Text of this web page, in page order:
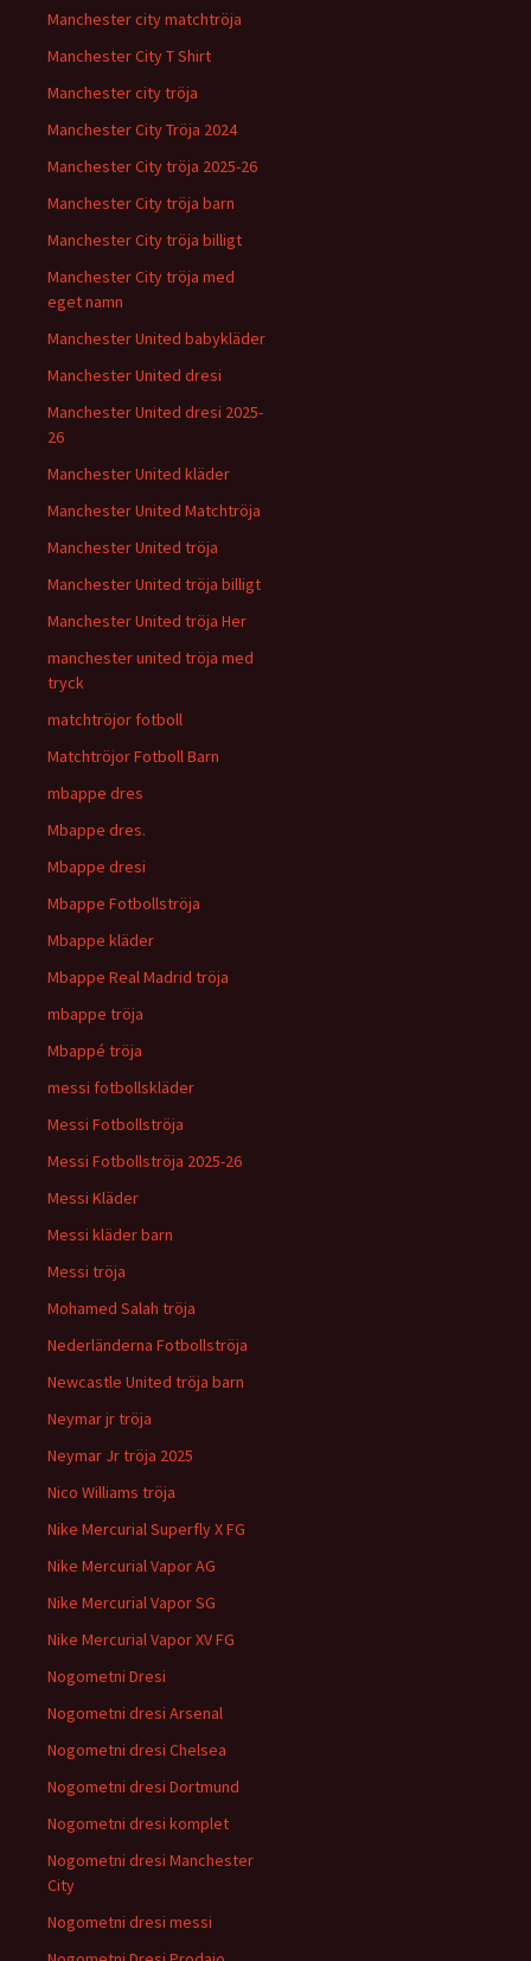
Manchester city matchtröja
Manchester City T Shirt
Manchester city tröja
Manchester City Tröja 2024
Manchester City tröja 2025-26
Manchester City tröja barn
Manchester City tröja billigt
Manchester City tröja med
eget namn
Manchester United babykläder
Manchester United dresi
Manchester United dresi 2025-
26
Manchester United kläder
Manchester United Matchtröja
Manchester United tröja
Manchester United tröja billigt
Manchester United tröja Her
manchester united tröja med
tryck
matchtröjor fotboll
Matchtröjor Fotboll Barn
mbappe dres
Mbappe dres.
Mbappe dresi
Mbappe Fotbollströja
Mbappe kläder
Mbappe Real Madrid tröja
mbappe tröja
Mbappé tröja
messi fotbollskläder
Messi Fotbollströja
Messi Fotbollströja 2025-26
Messi Kläder
Messi kläder barn
Messi tröja
Mohamed Salah tröja
Nederländerna Fotbollströja
Newcastle United tröja barn
Neymar jr tröja
Neymar Jr tröja 2025
Nico Williams tröja
Nike Mercurial Superfly X FG
Nike Mercurial Vapor AG
Nike Mercurial Vapor SG
Nike Mercurial Vapor XV FG
Nogometni Dresi
Nogometni dresi Arsenal
Nogometni dresi Chelsea
Nogometni dresi Dortmund
Nogometni dresi komplet
Nogometni dresi Manchester
City
Nogometni dresi messi